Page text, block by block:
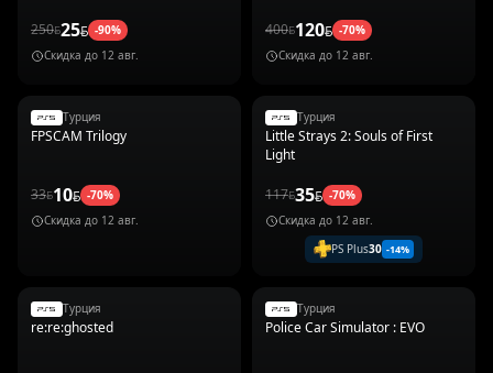
250 25 -90%
Скидка до 12 авг.
400 120 -70%
Скидка до 12 авг.
Турция
FPSCAM Trilogy
33 10 -70%
Скидка до 12 авг.
Турция
Little Strays 2: Souls of First
Light
117 35 -70%
Скидка до 12 авг.
PS Plus30 -14%
Турция
re:re:ghosted
Турция
Police Car Simulator : EVO